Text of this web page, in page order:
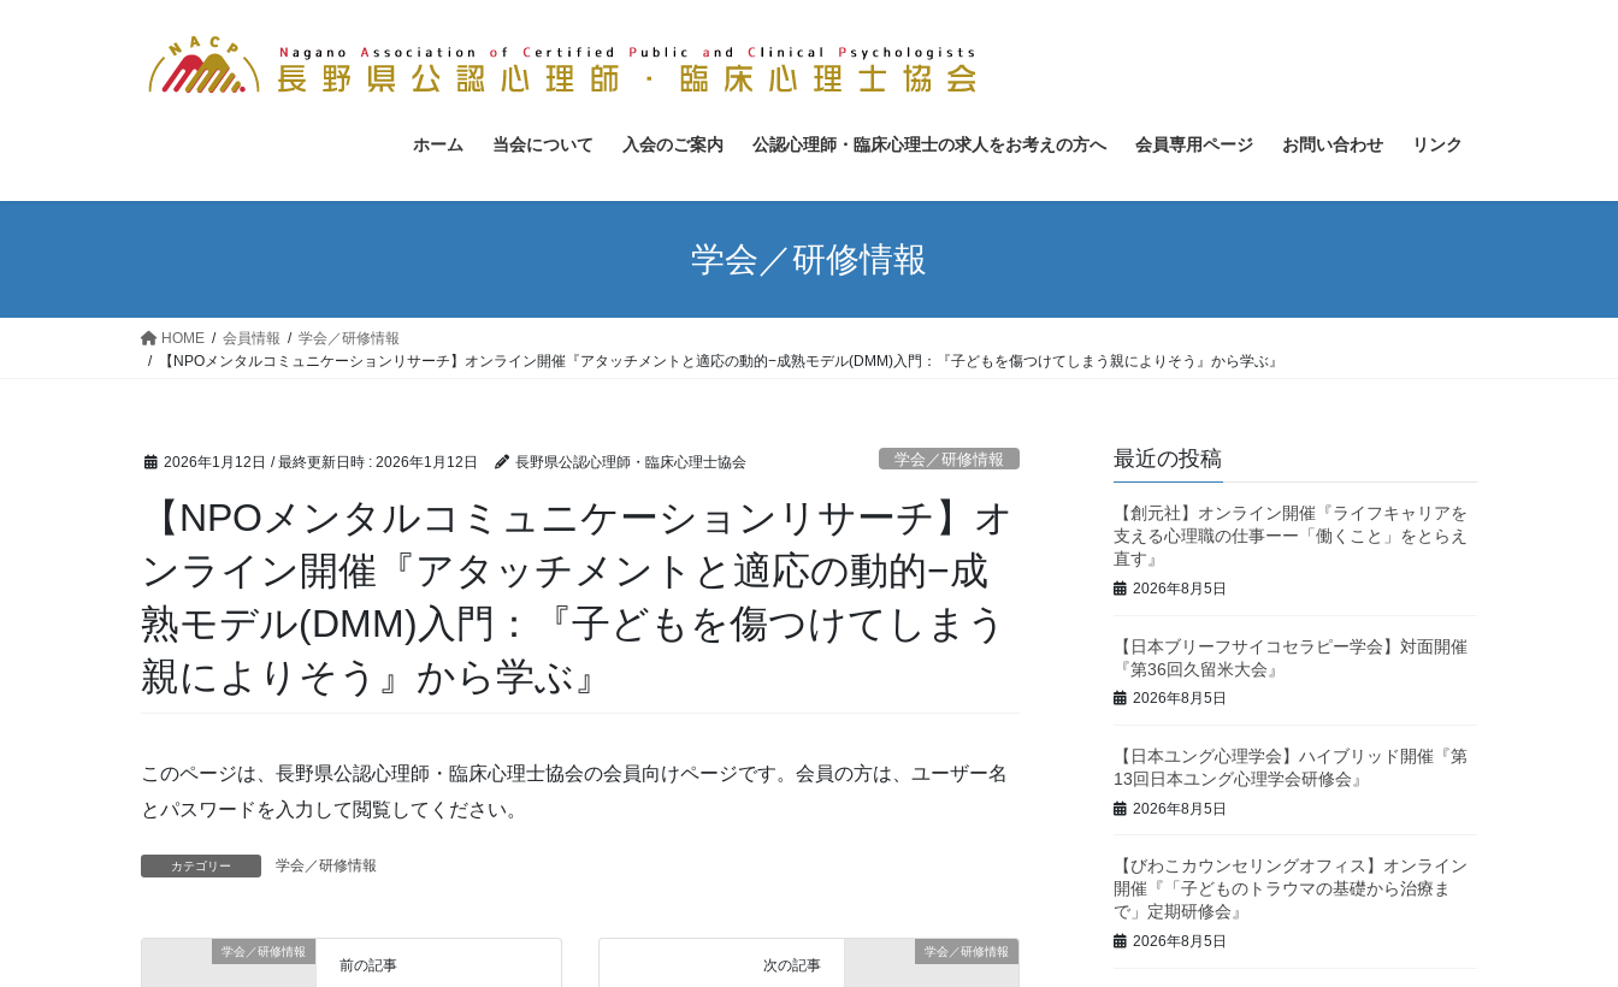
ホーム 当会について 入会のご案内 公認心理師・臨床心理士の求人をお考えの方へ 会員専用ページ お問い合わせ リンク
学会／研修情報
HOME 会員情報
学会／研修情報
【NPOメンタルコミュニケーションリサーチ】オンライン開催『アタッチメントと適応の動的−成熟モデル(DMM)入門：『子どもを傷つけてしまう親によりそう』から学ぶ』
2026年1月12日 / 最終更新日時 : 2026年1月12日 長野県公認心理師・臨床心理士協会 学会／研修情報
【NPOメンタルコミュニケーションリサーチ】オ
ンライン開催『アタッチメントと適応の動的−成
熟モデル(DMM)入門：『子どもを傷つけてしまう
親によりそう』から学ぶ』
このページは、長野県公認心理師・臨床心理士協会の会員向けページです。会員の方は、ユーザー名
とパスワードを入力して閲覧してください。
カテゴリー 学会／研修情報
学会／研修情報
前の記事
学会／研修情報
次の記事
最近の投稿
【創元社】オンライン開催『ライフキャリアを
支える心理職の仕事ーー「働くこと」をとらえ
直す』
2026年8月5日
【日本ブリーフサイコセラピー学会】対面開催
『第36回久留米大会』
2026年8月5日
【日本ユング心理学会】ハイブリッド開催『第
13回日本ユング心理学会研修会』
2026年8月5日
【びわこカウンセリングオフィス】オンライン
開催『「子どものトラウマの基礎から治療ま
で」定期研修会』
2026年8月5日